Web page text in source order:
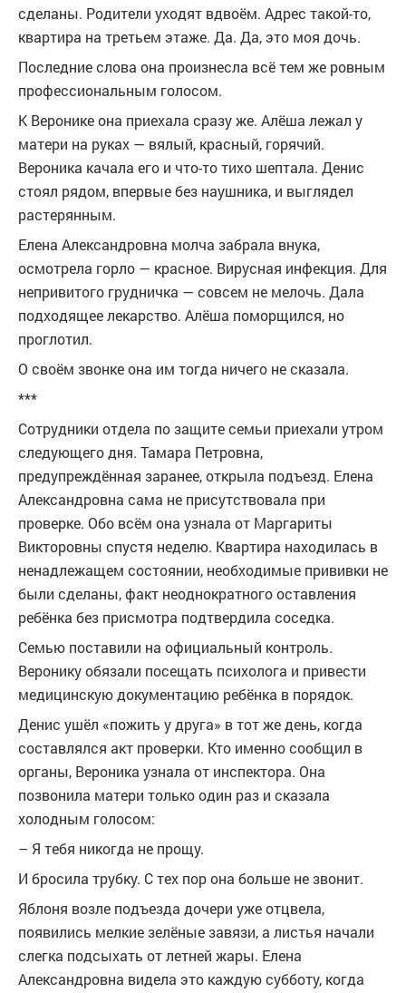
сделаны. Родители уходят вдвоём. Адрес такой-то,
квартира на третьем этаже. Да. Да, это моя дочь.
Последние слова она произнесла всё тем же ровным
профессиональным голосом.
К Веронике она приехала сразу же. Алёша лежал у
матери на руках — вялый, красный, горячий.
Вероника качала его и что-то тихо шептала. Денис
стоял рядом, впервые без наушника, и выглядел
растерянным.
Елена Александровна молча забрала внука,
осмотрела горло — красное. Вирусная инфекция. Для
непривитого грудничка — совсем не мелочь. Дала
подходящее лекарство. Алёша поморщился, но
проглотил.
О своём звонке она им тогда ничего не сказала.
***
Сотрудники отдела по защите семьи приехали утром
следующего дня. Тамара Петровна,
предупреждённая заранее, открыла подъезд. Елена
Александровна сама не присутствовала при
проверке. Обо всём она узнала от Маргариты
Викторовны спустя неделю. Квартира находилась в
ненадлежащем состоянии, необходимые прививки не
были сделаны, факт неоднократного оставления
ребёнка без присмотра подтвердила соседка.
Семью поставили на официальный контроль.
Веронику обязали посещать психолога и привести
медицинскую документацию ребёнка в порядок.
Денис ушёл «пожить у друга» в тот же день, когда
составлялся акт проверки. Кто именно сообщил в
органы, Вероника узнала от инспектора. Она
позвонила матери только один раз и сказала
холодным голосом:
– Я тебя никогда не прощу.
И бросила трубку. С тех пор она больше не звонит.
Яблоня возле подъезда дочери уже отцвела,
появились мелкие зелёные завязи, а листья начали
слегка подсыхать от летней жары. Елена
Александровна видела это каждую субботу, когда